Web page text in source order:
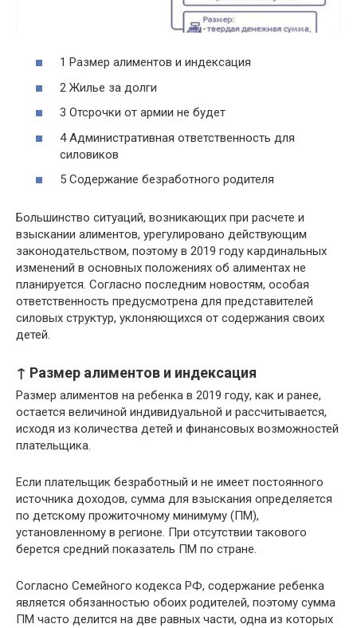
1 Размер алиментов и индексация
2 Жилье за долги
3 Отсрочки от армии не будет
4 Административная ответственность для
силовиков
5 Содержание безработного родителя
Большинство ситуаций, возникающих при расчете и
взыскании алиментов, урегулировано действующим
законодательством, поэтому в 2019 году кардинальных
изменений в основных положениях об алиментах не
планируется. Согласно последним новостям, особая
ответственность предусмотрена для представителей
силовых структур, уклоняющихся от содержания своих
детей.
↑ Размер алиментов и индексация
Размер алиментов на ребенка в 2019 году, как и ранее,
остается величиной индивидуальной и рассчитывается,
исходя из количества детей и финансовых возможностей
плательщика.
Если плательщик безработный и не имеет постоянного
источника доходов, сумма для взыскания определяется
по детскому прожиточному минимуму (ПМ),
установленному в регионе. При отсутствии такового
берется средний показатель ПМ по стране.
Согласно Семейного кодекса РФ, содержание ребенка
является обязанностью обоих родителей, поэтому сумма
ПМ часто делится на две равных части, одна из которых